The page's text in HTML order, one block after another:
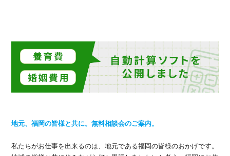
地元、福岡の皆様と共に。無料相談会のご案内。
私たちがお仕事を出来るのは、地元である福岡の皆様のおかげです。